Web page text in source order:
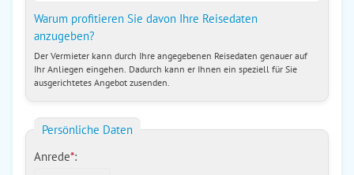
Warum profitieren Sie davon Ihre Reisedaten
anzugeben?
Der Vermieter kann durch Ihre angegebenen Reisedaten genauer auf
Ihr Anliegen eingehen. Dadurch kann er Ihnen ein speziell für Sie
ausgerichtetes Angebot zusenden.
Persönliche Daten
Anrede*: